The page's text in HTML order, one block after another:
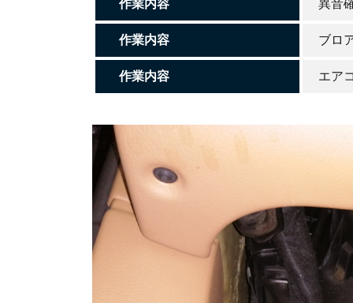
作業内容 異音
作業内容 ブロ
作業内容 エア